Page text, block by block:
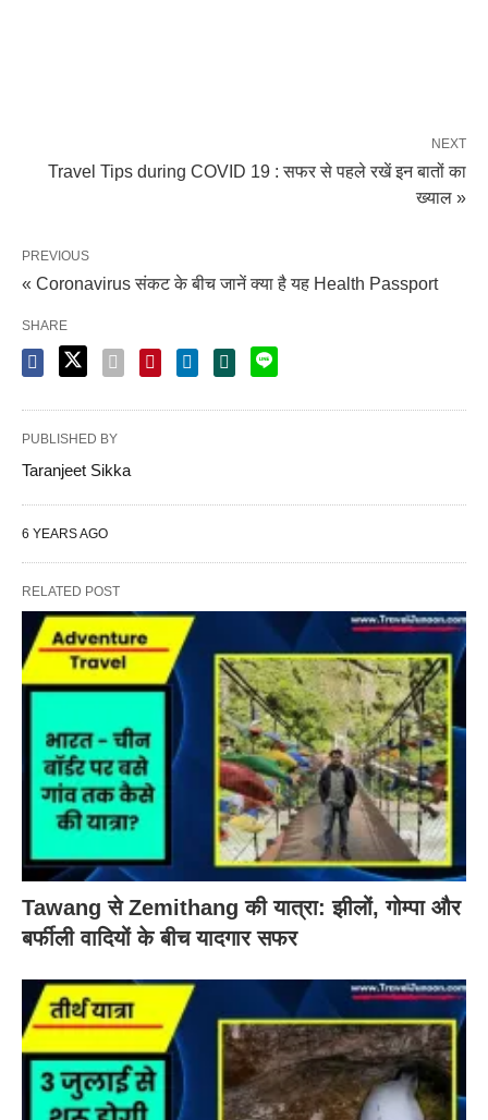
NEXT
Travel Tips during COVID 19 : सफर से पहले रखें इन बातों का
ख्याल »
PREVIOUS
« Coronavirus संकट के बीच जानें क्या है यह Health Passport
SHARE
PUBLISHED BY
Taranjeet Sikka
6 YEARS AGO
RELATED POST
Tawang से Zemithang की यात्रा: झीलों, गोम्पा और
बर्फीली वादियों के बीच यादगार सफर